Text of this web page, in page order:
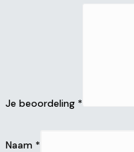
Je beoordeling *
Naam *